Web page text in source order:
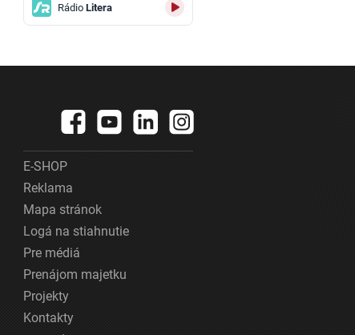
RádioLitera
E-SHOP
Reklama
Mapa stránok
Logá na stiahnutie
Pre médiá
Prenájom majetku
Projekty
Kontakty